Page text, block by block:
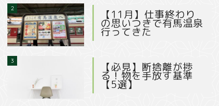
2 【11月】仕事終わり
の思いつきで有馬温泉
行ってきた
3 【必見】断捨離が捗
る！物を手放す基準
【5選】